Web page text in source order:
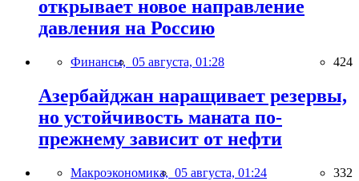
открывает новое направление
давления на Россию
Финансы, 05 августа, 01:28 424
Азербайджан наращивает резервы,
но устойчивость маната по-
прежнему зависит от нефти
Макроэкономика, 05 августа, 01:24 332